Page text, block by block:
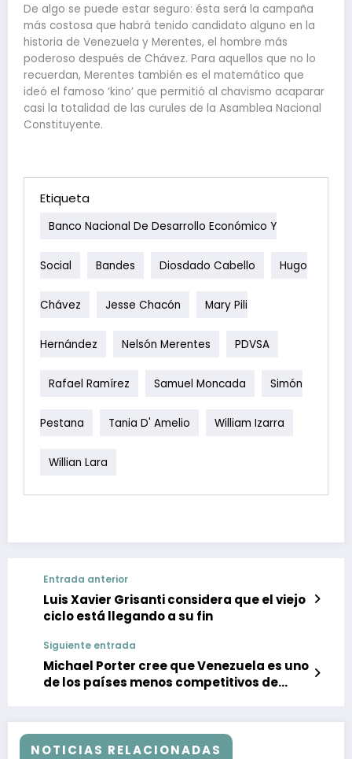
De algo se puede estar seguro: ésta será la campaña
más costosa que habrá tenido candidato alguno en la
historia de Venezuela y Merentes, el hombre más
poderoso después de Chávez. Para aquellos que no lo
recuerdan, Merentes también es el matemático que
ideó el famoso ‘kino’ que permitió al chavismo acaparar
casi la totalidad de las curules de la Asamblea Nacional
Constituyente.
Etiqueta
Banco Nacional De Desarrollo Económico Y
Social Bandes Diosdado Cabello Hugo
Chávez Jesse Chacón Mary Pili
Hernández Nelsón Merentes PDVSA
Rafael Ramírez Samuel Moncada Simón
Pestana Tania D' Amelio William Izarra
Willian Lara
Entrada anterior
Luis Xavier Grisanti considera que el viejo
ciclo está llegando a su fin
Siguiente entrada
Michael Porter cree que Venezuela es uno
de los países menos competitivos de
NOTICIAS RELACIONADAS